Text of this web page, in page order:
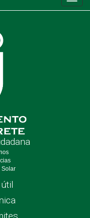
de
Solar